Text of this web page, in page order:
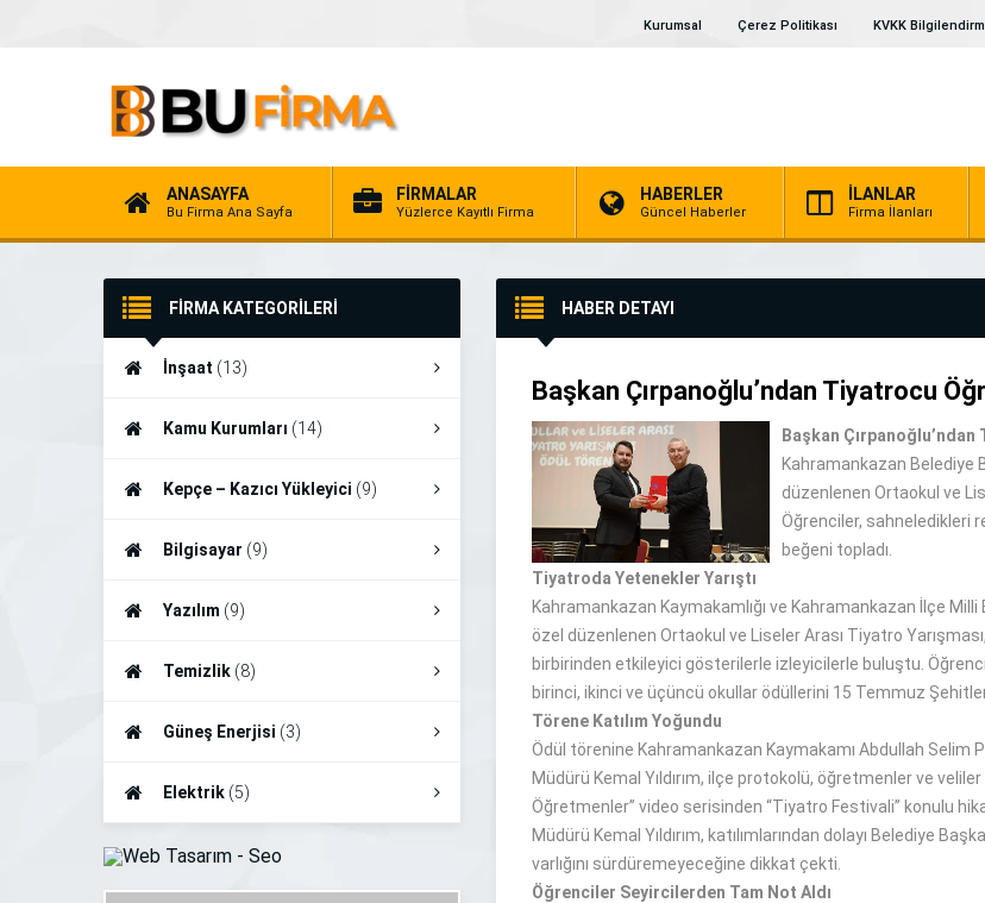
Kurumsal Çerez Politikası KVKK
ANASAYFA
Bu Firma Ana Sayfa
FİRMALAR
Yüzlerce Kayıtlı Firma
HABERLER
Güncel Haberler
İLANLAR
Firma İlanları
FİRMA KATEGORİLERİ
İnşaat (13)
Kamu Kurumları (14)
Kepçe – Kazıcı Yükleyici (9)
Bilgisayar (9)
Yazılım (9)
Temizlik (8)
Güneş Enerjisi (3)
Elektrik (5)
HABER DETAYI
Başkan Çırpanoğlu’ndan Tiyatrocu
Başkan
Kahramankazan Belediye
düzenlenen Ortaokul ve
Öğrenciler, sahneledikleri
beğeni topladı.
Tiyatroda Yetenekler Yarıştı
Kahramankazan Kaymakamlığı ve Kahramankazan İlçe
özel düzenlenen Ortaokul ve Liseler Arası Tiyatro
birbirinden etkileyici gösterilerle izleyicilerle buluştu.
birinci, ikinci ve üçüncü okullar ödüllerini 15 Temmuz
Törene Katılım Yoğundu
Ödül törenine Kahramankazan Kaymakamı Abdullah Selim
Müdürü Kemal Yıldırım, ilçe protokolü, öğretmenler ve veliler
Öğretmenler” video serisinden “Tiyatro Festivali” konulu
Müdürü Kemal Yıldırım, katılımlarından dolayı Belediye
varlığını sürdüremeyeceğine dikkat çekti.
Öğrenciler Seyircilerden Tam Not Aldı